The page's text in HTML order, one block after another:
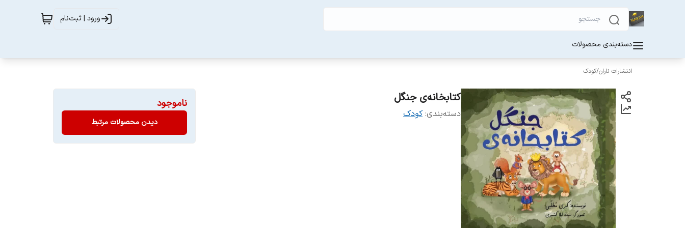
ورود | ثبت‌نام
دسته‌بندی محصولات
انتشارات ناران/کودک
کتابخانه‌ی جنگل
دسته‌بندی: کودک
ناموجود
دیدن محصولات مرتبط